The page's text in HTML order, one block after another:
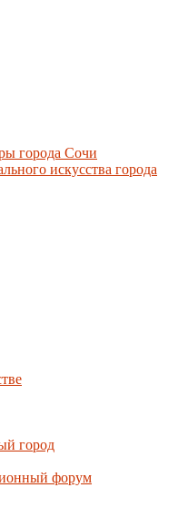
города Сочи
искусства города
город
форум